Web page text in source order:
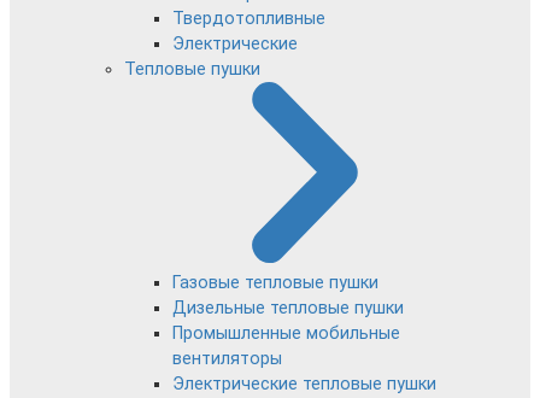
Твердотопливные
Электрические
Тепловые пушки
Газовые тепловые пушки
Дизельные тепловые пушки
Промышленные мобильные
вентиляторы
Электрические тепловые пушки